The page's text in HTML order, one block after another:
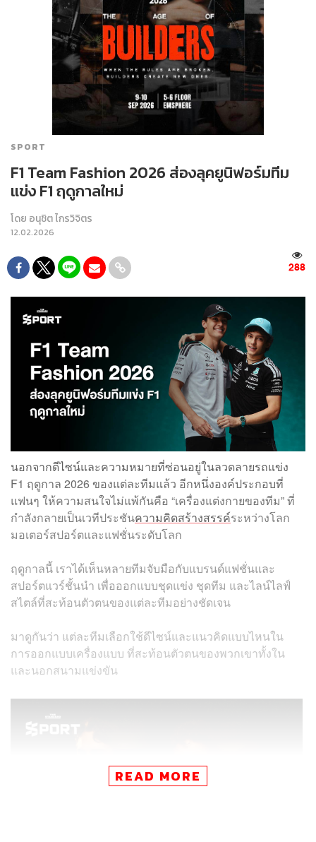
SPORT
F1 Team Fashion 2026 ส่องลุคยูนิฟอร์มทีม
แข่ง F1 ฤดูกาลใหม่
โดย อนุชิต ไกรวิจิตร
12.02.2026
288
นอกจากดีไซน์และความหมายที่ซ่อนอยู่ในลวดลายรถแข่ง
F1 ฤดูกาล 2026 ของแต่ละทีมแล้ว อีกหนึ่งองค์ประกอบที่
แฟนๆ ให้ความสนใจไม่แพ้กันคือ “เครื่องแต่งกายของทีม” ที่
กำลังกลายเป็นเวทีประชันความคิดสร้างสรรค์ระหว่างโลก
มอเตอร์สปอร์ตและแฟชั่นระดับโลก
ฤดูกาลนี้ เราได้เห็นหลายทีมจับมือกับแบรนด์แฟชั่นและ
สปอร์ตแวร์ชั้นนำ เพื่อออกแบบชุดแข่ง ชุดทีม และไลน์ไลฟ์
สไตล์ที่สะท้อนตัวตนของแต่ละทีมอย่างชัดเจน
มาดูกันว่า แต่ละทีมเลือกใช้ดีไซน์และแนวคิดแบบไหนใน
การออกแบบเครื่องแบบ ที่สะท้อนตัวตนของพวกเขาทั้งใน
และนอกสนามแข่งขัน
READ MORE